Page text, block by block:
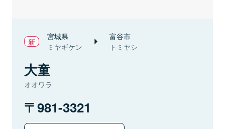
宮城県
ミヤギケン
富谷市
トミヤシ
大童
オオワラ
981-3321